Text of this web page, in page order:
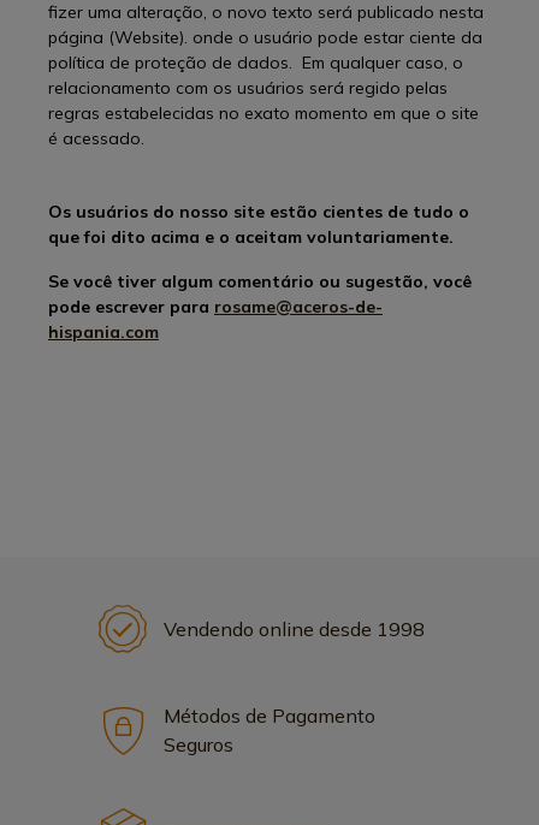
fizer uma alteração, o novo texto será publicado nesta
página (Website). onde o usuário pode estar ciente da
política de proteção de dados. Em qualquer caso, o
relacionamento com os usuários será regido pelas
regras estabelecidas no exato momento em que o site
é acessado.
Os usuários do nosso site estão cientes de tudo o
que foi dito acima e o aceitam voluntariamente.
Se você tiver algum comentário ou sugestão, você
pode escrever para rosame@aceros-de-
hispania.com
Vendendo online desde 1998
Métodos de Pagamento
Seguros